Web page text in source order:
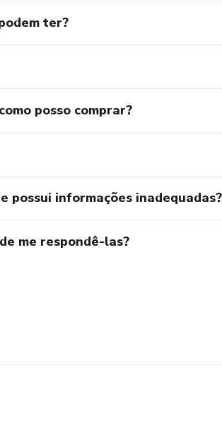
ter?
posso comprar?
possui informações inadequadas?
me respondê-las?